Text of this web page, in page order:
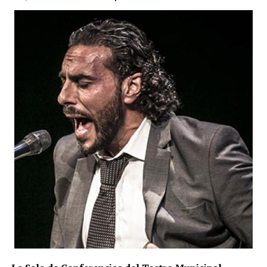
y a introducir posteriormente parte de las ganancias
en el circuito legal mediante operaciones de
blanqueo de capitales.
La investigación, bautizada como ‘Drink/Alambique’,
se ha saldado por el momento con 13 personas
detenidas y otras cuatro investigadas. Hacienda
calcula provisionalmente en 11,9 millones de euros
las cuotas de IVA presuntamente defraudadas
durante los ejercicios fiscales comprendidos entre
2018 y 2025. La cifra, advierten los investigadores,
todavía podría aumentar a medida que se estudie la
documentación intervenida.
Registros en La Puebla de Cazalla
La conexión con La Puebla no es meramente
territorial. La fase operativa se desarrolló el pasado